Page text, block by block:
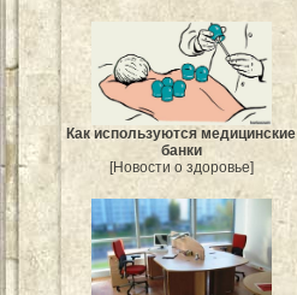
Как используются медицинские
банки
[Новости о здоровье]